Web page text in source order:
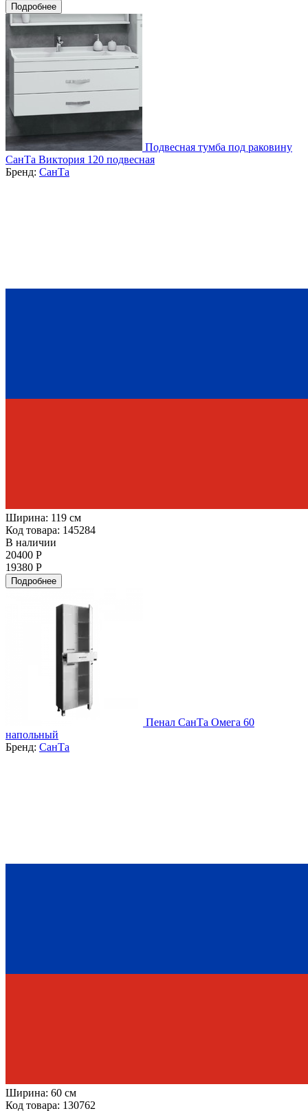
Подробнее
Подвесная тумба под раковину
СанТа Виктория 120 подвесная
Бренд: СанТа
Ширина: 119 см
Код товара: 145284
В наличии
20400 Р
19380 Р
Подробнее
Пенал СанТа Омега 60
напольный
Бренд: СанТа
Ширина: 60 см
Код товара: 130762